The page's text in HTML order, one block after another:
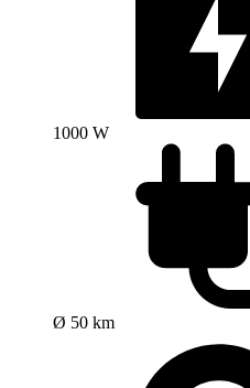
1000 W
Ø 50 km